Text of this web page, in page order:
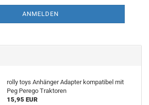
rolly toys Anhänger Adapter kompatibel mit
Peg Perego Traktoren
15,95 EUR